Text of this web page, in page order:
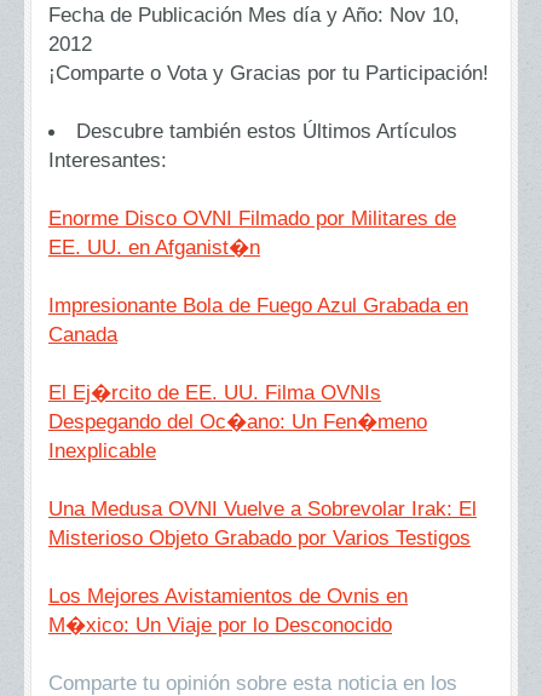
Fecha de Publicación Mes día y Año: Nov 10,
2012
¡Comparte o Vota y Gracias por tu Participación!
Descubre también estos Últimos Artículos
Interesantes:
Enorme Disco OVNI Filmado por Militares de
EE. UU. en Afganist�n
Impresionante Bola de Fuego Azul Grabada en
Canada
El Ej�rcito de EE. UU. Filma OVNIs
Despegando del Oc�ano: Un Fen�meno
Inexplicable
Una Medusa OVNI Vuelve a Sobrevolar Irak: El
Misterioso Objeto Grabado por Varios Testigos
Los Mejores Avistamientos de Ovnis en
M�xico: Un Viaje por lo Desconocido
Comparte tu opinión sobre esta noticia en los